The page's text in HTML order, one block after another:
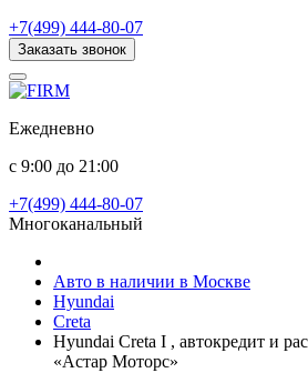
+7(499) 444-80-07
Заказать звонок
Ежедневно
с 9:00 до 21:00
+7(499) 444-80-07
Многоканальный
Авто в наличии в Москве
Hyundai
Creta
Hyundai Creta I , автокредит и
«Астар Моторс»